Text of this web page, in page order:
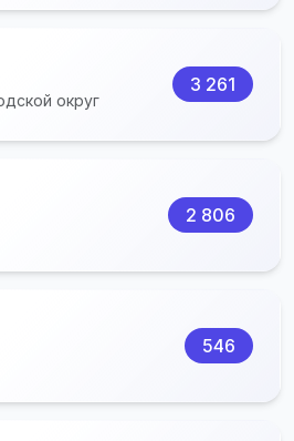
округ
3 261
2 806
546